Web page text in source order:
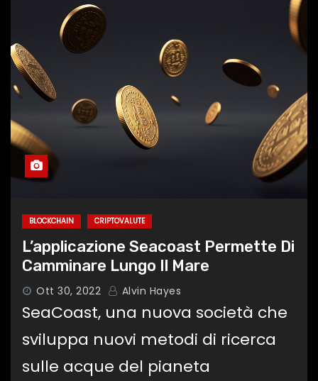
BLOCKCHAIN CRIPTOVALUTE
L’applicazione Seacoast Permette Di
Camminare Lungo Il Mare
Ott 30, 2022 Alvin Hayes
SeaCoast, una nuova società che
sviluppa nuovi metodi di ricerca
sulle acque del pianeta